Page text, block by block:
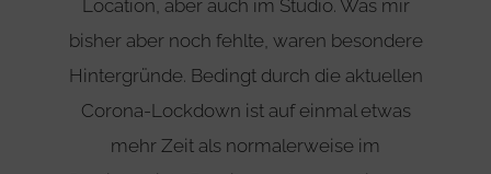
Location, aber auch im Studio. Was mir
bisher aber noch fehlte, waren besondere
Hintergründe. Bedingt durch die aktuellen
Corona-Lockdown ist auf einmal etwas
mehr Zeit als normalerweise im